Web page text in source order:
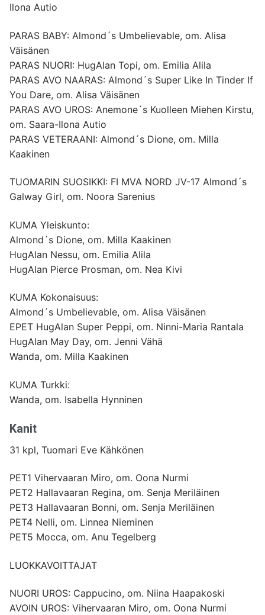
Ilona Autio
PARAS BABY: Almond´s Umbelievable, om. Alisa
Väisänen
PARAS NUORI: HugAlan Topi, om. Emilia Alila
PARAS AVO NAARAS: Almond´s Super Like In Tinder If
You Dare, om. Alisa Väisänen
PARAS AVO UROS: Anemone´s Kuolleen Miehen Kirstu,
om. Saara-Ilona Autio
PARAS VETERAANI: Almond´s Dione, om. Milla
Kaakinen
TUOMARIN SUOSIKKI: FI MVA NORD JV-17 Almond´s
Galway Girl, om. Noora Sarenius
KUMA Yleiskunto:
Almond´s Dione, om. Milla Kaakinen
HugAlan Nessu, om. Emilia Alila
HugAlan Pierce Prosman, om. Nea Kivi
KUMA Kokonaisuus:
Almond´s Umbelievable, om. Alisa Väisänen
EPET HugAlan Super Peppi, om. Ninni-Maria Rantala
HugAlan May Day, om. Jenni Vähä
Wanda, om. Milla Kaakinen
KUMA Turkki:
Wanda, om. Isabella Hynninen
Kanit
31 kpl, Tuomari Eve Kähkönen
PET1 Vihervaaran Miro, om. Oona Nurmi
PET2 Hallavaaran Regina, om. Senja Meriläinen
PET3 Hallavaaran Bonni, om. Senja Meriläinen
PET4 Nelli, om. Linnea Nieminen
PET5 Mocca, om. Anu Tegelberg
LUOKKAVOITTAJAT
NUORI UROS: Cappucino, om. Niina Haapakoski
AVOIN UROS: Vihervaaran Miro, om. Oona Nurmi